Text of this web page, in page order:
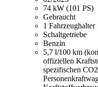
74 kW (101 PS)
Gebraucht
1 Fahrzeughalter
Schaltgetriebe
Benzin
5,7 l/100 km
offiziellen
spezifischen